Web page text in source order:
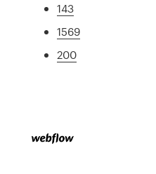
143
1569
200